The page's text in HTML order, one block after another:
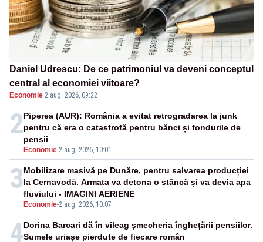
Daniel Udrescu: De ce patrimoniul va deveni conceptul
central al economiei viitoare?
Economie·2 aug. 2026, 09:22
2
Economie-2 aug. 2026, 10:01
Piperea (AUR): România a evitat retrogradarea la junk
pentru că era o catastrofă pentru bănci și fondurile de
pensii
3
Economie-2 aug. 2026, 10:07
Mobilizare masivă pe Dunăre, pentru salvarea producției
la Cernavodă. Armata va detona o stâncă și va devia apa
fluviului - IMAGINI AERIENE
4Dorina Barcari dă în vileag șmecheria înghețării pensiilor.
Sumele uriașe pierdute de fiecare român